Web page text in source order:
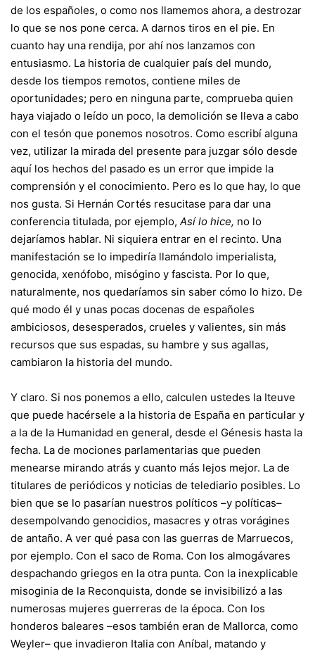
de los españoles, o como nos llamemos ahora, a destrozar
lo que se nos pone cerca. A darnos tiros en el pie. En
cuanto hay una rendija, por ahí nos lanzamos con
entusiasmo. La historia de cualquier país del mundo,
desde los tiempos remotos, contiene miles de
oportunidades; pero en ninguna parte, comprueba quien
haya viajado o leído un poco, la demolición se lleva a cabo
con el tesón que ponemos nosotros. Como escribí alguna
vez, utilizar la mirada del presente para juzgar sólo desde
aquí los hechos del pasado es un error que impide la
comprensión y el conocimiento. Pero es lo que hay, lo que
nos gusta. Si Hernán Cortés resucitase para dar una
conferencia titulada, por ejemplo, Así lo hice, no lo
dejaríamos hablar. Ni siquiera entrar en el recinto. Una
manifestación se lo impediría llamándolo imperialista,
genocida, xenófobo, misógino y fascista. Por lo que,
naturalmente, nos quedaríamos sin saber cómo lo hizo. De
qué modo él y unas pocas docenas de españoles
ambiciosos, desesperados, crueles y valientes, sin más
recursos que sus espadas, su hambre y sus agallas,
cambiaron la historia del mundo.
Y claro. Si nos ponemos a ello, calculen ustedes la Iteuve
que puede hacérsele a la historia de España en particular y
a la de la Humanidad en general, desde el Génesis hasta la
fecha. La de mociones parlamentarias que pueden
menearse mirando atrás y cuanto más lejos mejor. La de
titulares de periódicos y noticias de telediario posibles. Lo
bien que se lo pasarían nuestros políticos –y políticas–
desempolvando genocidios, masacres y otras vorágines
de antaño. A ver qué pasa con las guerras de Marruecos,
por ejemplo. Con el saco de Roma. Con los almogávares
despachando griegos en la otra punta. Con la inexplicable
misoginia de la Reconquista, donde se invisibilizó a las
numerosas mujeres guerreras de la época. Con los
honderos baleares –esos también eran de Mallorca, como
Weyler– que invadieron Italia con Aníbal, matando y